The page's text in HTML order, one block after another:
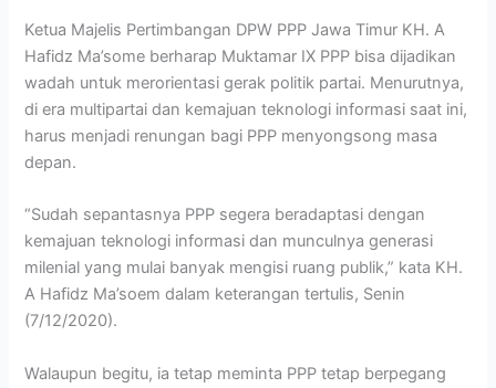
Ketua Majelis Pertimbangan DPW PPP Jawa Timur KH. A
Hafidz Ma’some berharap Muktamar IX PPP bisa dijadikan
wadah untuk merorientasi gerak politik partai. Menurutnya,
di era multipartai dan kemajuan teknologi informasi saat ini,
harus menjadi renungan bagi PPP menyongsong masa
depan.
“Sudah sepantasnya PPP segera beradaptasi dengan
kemajuan teknologi informasi dan munculnya generasi
milenial yang mulai banyak mengisi ruang publik,” kata KH.
A Hafidz Ma’soem dalam keterangan tertulis, Senin
(7/12/2020).
Walaupun begitu, ia tetap meminta PPP tetap berpegang